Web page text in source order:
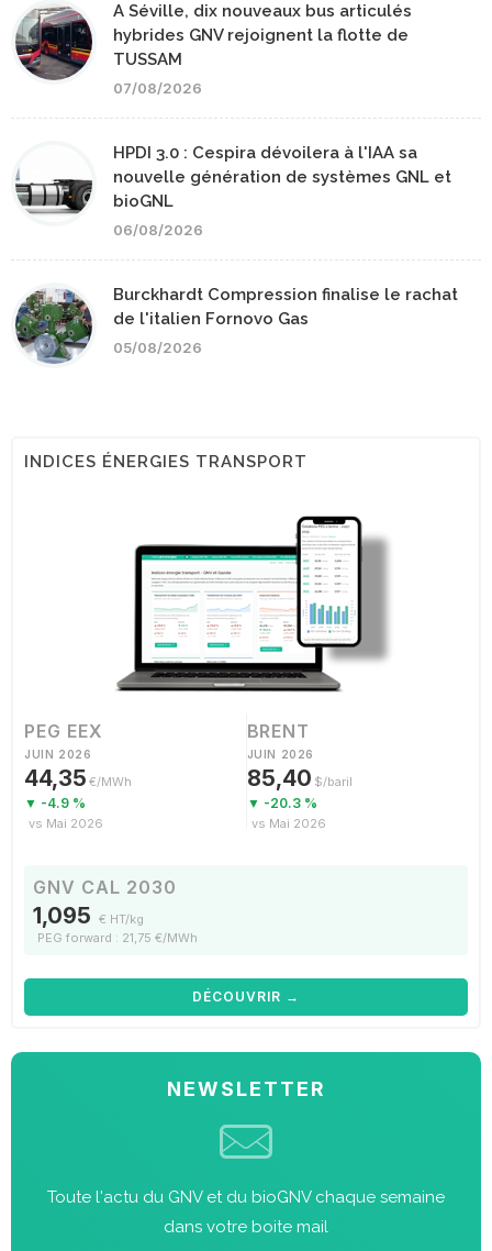
A Séville, dix nouveaux bus articulés
hybrides GNV rejoignent la flotte de
TUSSAM
07/08/2026
HPDI 3.0 : Cespira dévoilera à l'IAA sa
nouvelle génération de systèmes GNL et
bioGNL
06/08/2026
Burckhardt Compression finalise le rachat
de l'italien Fornovo Gas
05/08/2026
INDICES ÉNERGIES TRANSPORT
PEG EEX
JUIN 2026
44,35 €/MWh
▼ -4.9 %
vs Mai 2026
BRENT
JUIN 2026
85,40 $/baril
▼ -20.3 %
vs Mai 2026
GNV CAL 2030
1,095 € HT/kg
PEG forward : 21,75 €/MWh
DÉCOUVRIR →
NEWSLETTER
Toute l'actu du GNV et du bioGNV chaque semaine
dans votre boite mail